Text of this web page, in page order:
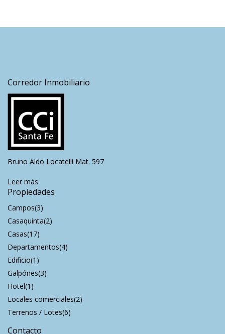
Corredor Inmobiliario
Bruno Aldo Locatelli Mat. 597
Leer más
Propiedades
Campos(3)
Casaquinta(2)
Casas(17)
Departamentos(4)
Edificio(1)
Galpónes(3)
Hotel(1)
Locales comerciales(2)
Terrenos / Lotes(6)
Contacto